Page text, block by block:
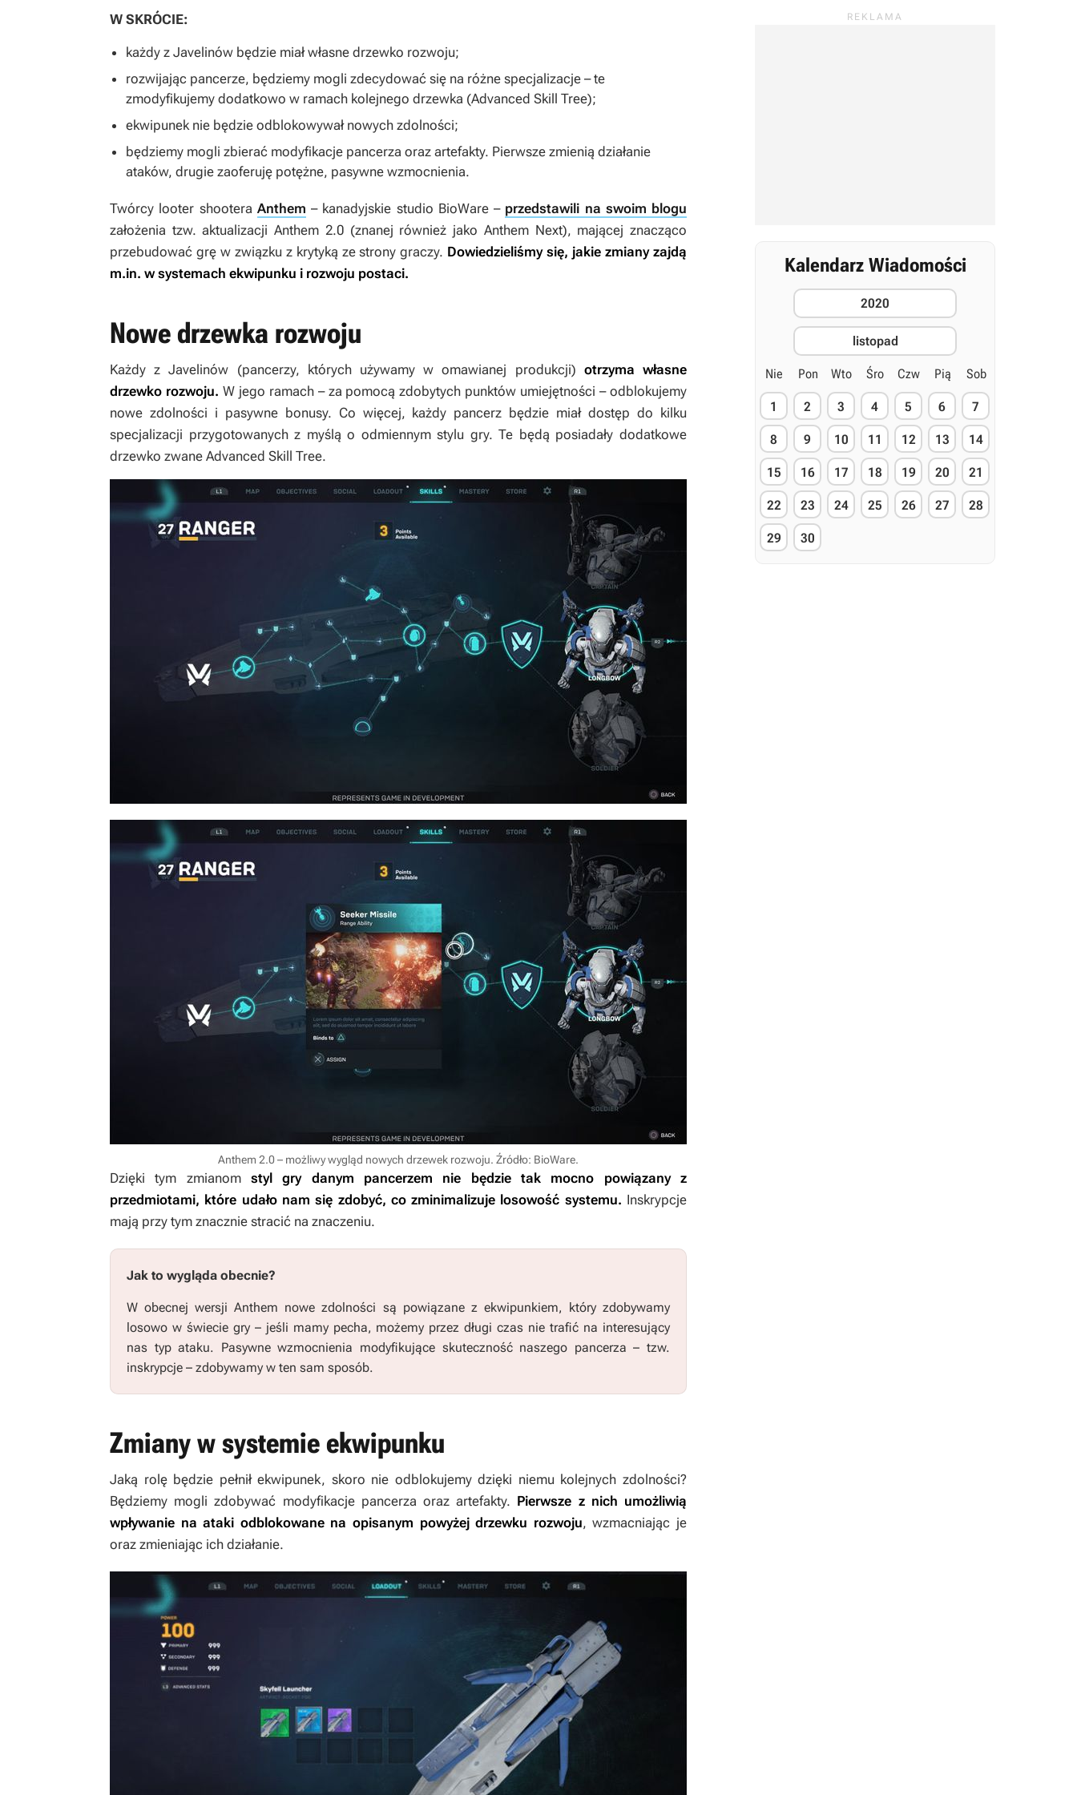
W SKRÓCIE:
każdy z Javelinów będzie miał własne drzewko rozwoju;
rozwijając pancerze, będziemy mogli zdecydować się na różne specjalizacje – te
zmodyfikujemy dodatkowo w ramach kolejnego drzewka (Advanced Skill Tree);
ekwipunek nie będzie odblokowywał nowych zdolności;
będziemy mogli zbierać modyfikacje pancerza oraz artefakty. Pierwsze zmienią działanie
ataków, drugie zaoferuję potężne, pasywne wzmocnienia.
Twórcy looter shootera Anthem – kanadyjskie studio BioWare – przedstawili na swoim blogu
założenia tzw. aktualizacji Anthem 2.0 (znanej również jako Anthem Next), mającej znacząco
przebudować grę w związku z krytyką ze strony graczy. Dowiedzieliśmy się, jakie zmiany zajdą
m.in. w systemach ekwipunku i rozwoju postaci.
Nowe drzewka rozwoju
Każdy z Javelinów (pancerzy, których używamy w omawianej produkcji) otrzyma własne
drzewko rozwoju. W jego ramach – za pomocą zdobytych punktów umiejętności – odblokujemy
nowe zdolności i pasywne bonusy. Co więcej, każdy pancerz będzie miał dostęp do kilku
specjalizacji przygotowanych z myślą o odmiennym stylu gry. Te będą posiadały dodatkowe
drzewko zwane Advanced Skill Tree.
Anthem 2.0 – możliwy wygląd nowych drzewek rozwoju. Źródło: BioWare.
Dzięki tym zmianom styl gry danym pancerzem nie będzie tak mocno powiązany z
przedmiotami, które udało nam się zdobyć, co zminimalizuje losowość systemu. Inskrypcje
mają przy tym znacznie stracić na znaczeniu.
Jak to wygląda obecnie?
W obecnej wersjiAnthem nowe zdolności są powiązane z ekwipunkiem, który zdobywamy
losowo w świecie gry – jeśli mamy pecha, możemy przez długi czas nie trafić na interesujący
nas typ ataku. Pasywne wzmocnienia modyfikujące skuteczność naszego pancerza – tzw.
inskrypcje – zdobywamy w ten sam sposób.
Zmiany w systemie ekwipunku
Jaką rolę będzie pełnił ekwipunek, skoro nie odblokujemy dzięki niemu kolejnych zdolności?
Będziemy mogli zdobywać modyfikacje pancerza oraz artefakty. Pierwsze z nich umożliwią
wpływanie na ataki odblokowane na opisanym powyżej drzewku rozwoju, wzmacniając je
oraz zmieniając ich działanie.
Kalendarz Wiadomości
2020
listopad
Nie Pon Wto Śro Czw Pią Sob
1 2 3 4 5 6 7
8 9 10 11 12 13 14
15 16 17 18 19 20 21
22 23 24 25 26 27 28
29 30